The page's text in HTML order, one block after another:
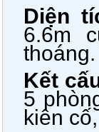
Diện
6.6m
thoáng.
Kết
5
kiên